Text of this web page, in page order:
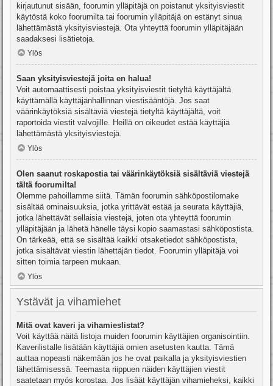
kirjautunut sisään, foorumin ylläpitäjä on poistanut yksityisviestit
käytöstä koko foorumilta tai foorumin ylläpitäjä on estänyt sinua
lähettämästä yksityisviestejä. Ota yhteyttä foorumin ylläpitäjään
saadaksesi lisätietoja.
Ylös
Saan yksityisviestejä joita en halua!
Voit automaattisesti poistaa yksityisviestit tietyltä käyttäjältä
käyttämällä käyttäjänhallinnan viestisääntöjä. Jos saat
väärinkäytöksiä sisältäviä viestejä tietyltä käyttäjältä, voit
raportoida viestit valvojille. Heillä on oikeudet estää käyttäjiä
lähettämästä yksityisviestejä.
Ylös
Olen saanut roskapostia tai väärinkäytöksiä sisältäviä viestejä
tältä foorumilta!
Olemme pahoillamme siitä. Tämän foorumin sähköpostilomake
sisältää ominaisuuksia, jotka yrittävät estää ja seurata käyttäjiä,
jotka lähettävät sellaisia viestejä, joten ota yhteyttä foorumin
ylläpitäjään ja lähetä hänelle täysi kopio saamastasi sähköpostista.
On tärkeää, että se sisältää kaikki otsaketiedot sähköpostista,
jotka sisältävät viestin lähettäjän tiedot. Foorumin ylläpitäjä voi
sitten toimia tarpeen mukaan.
Ylös
Ystävät ja vihamiehet
Mitä ovat kaveri ja vihamieslistat?
Voit käyttää näitä listoja muiden foorumin käyttäjien organisointiin.
Kaverilistalle lisätään käyttäjiä omien asetusten kautta. Tämä
auttaa nopeasti näkemään jos he ovat paikalla ja yksityisviestien
lähettämisessä. Teemasta riippuen näiden käyttäjien viestit
saatetaan myös korostaa. Jos lisäät käyttäjän vihamieheksi, kaikki